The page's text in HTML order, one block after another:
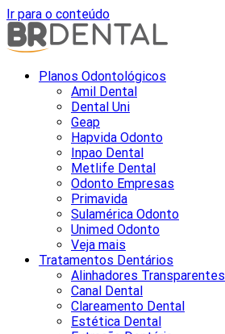
Ir para o conteúdo
Planos Odontológicos
Amil Dental
Dental Uni
Geap
Hapvida Odonto
Inpao Dental
Metlife Dental
Odonto Empresas
Primavida
Sulamérica Odonto
Unimed Odonto
Veja mais
Tratamentos Dentários
Alinhadores Transparentes
Canal Dental
Clareamento Dental
Estética Dental